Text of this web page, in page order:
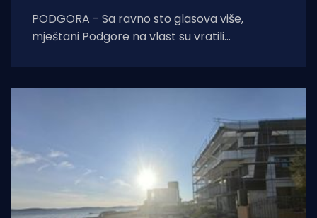
PODGORA - Sa ravno sto glasova više,
mještani Podgore na vlast su vratili